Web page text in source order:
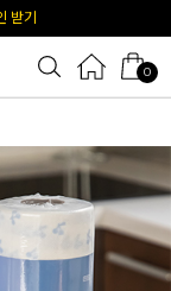
쿠폰
0